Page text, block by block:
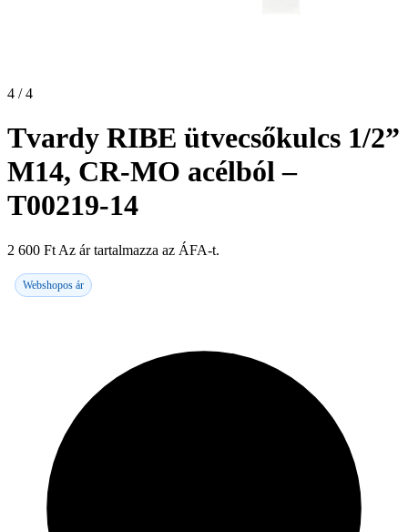
4 / 4
Tvardy RIBE ütvecsőkulcs 1/2”
M14, CR-MO acélból –
T00219-14
2 600 Ft Az ár tartalmazza az ÁFA-t.
Webshopos ár